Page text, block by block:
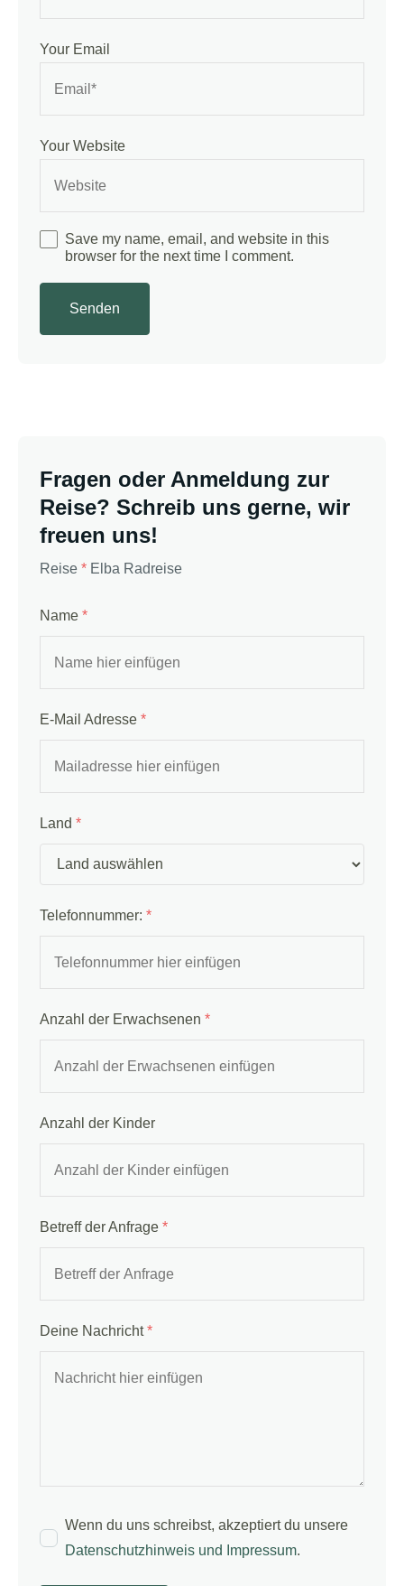
Your Email
Your Website
Save my name, email, and website in this
browser for the next time I comment.
Fragen oder Anmeldung zur
Reise? Schreib uns gerne, wir
freuen uns!
Reise * Elba Radreise
Name *
E-Mail Adresse *
Land *
Telefonnummer: *
Anzahl der Erwachsenen *
Anzahl der Kinder
Betreff der Anfrage *
Deine Nachricht*
Wenn du uns schreibst, akzeptiert du unsere
Datenschutzhinweis und Impressum.